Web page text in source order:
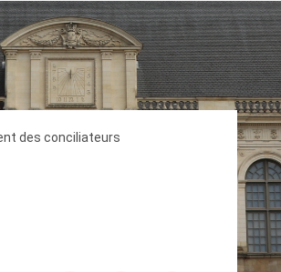
des conciliateurs